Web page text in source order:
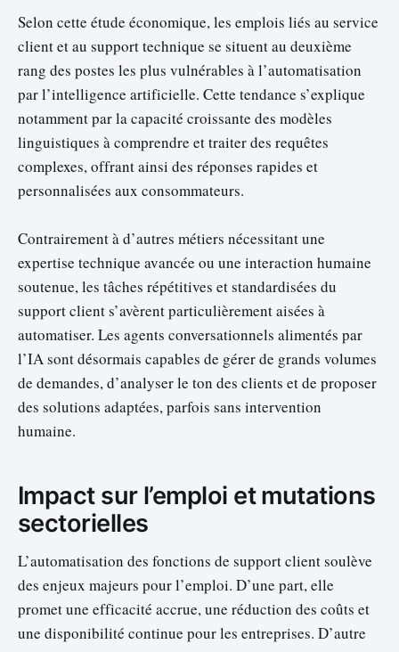
Selon cette étude économique, les emplois liés au service
client et au support technique se situent au deuxième
rang des postes les plus vulnérables à l’automatisation
par l’intelligence artificielle. Cette tendance s’explique
notamment par la capacité croissante des modèles
linguistiques à comprendre et traiter des requêtes
complexes, offrant ainsi des réponses rapides et
personnalisées aux consommateurs.
Contrairement à d’autres métiers nécessitant une
expertise technique avancée ou une interaction humaine
soutenue, les tâches répétitives et standardisées du
support client s’avèrent particulièrement aisées à
automatiser. Les agents conversationnels alimentés par
l’IA sont désormais capables de gérer de grands volumes
de demandes, d’analyser le ton des clients et de proposer
des solutions adaptées, parfois sans intervention
humaine.
Impact sur l’emploi et mutations
sectorielles
L’automatisation des fonctions de support client soulève
des enjeux majeurs pour l’emploi. D’une part, elle
promet une efficacité accrue, une réduction des coûts et
une disponibilité continue pour les entreprises. D’autre